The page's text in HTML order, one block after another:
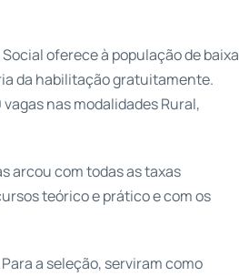
oferece à população de baixa
da habilitação gratuitamente.
nas modalidades Rural,
arcou com todas as taxas
teórico e prático e com os
a seleção, serviram como